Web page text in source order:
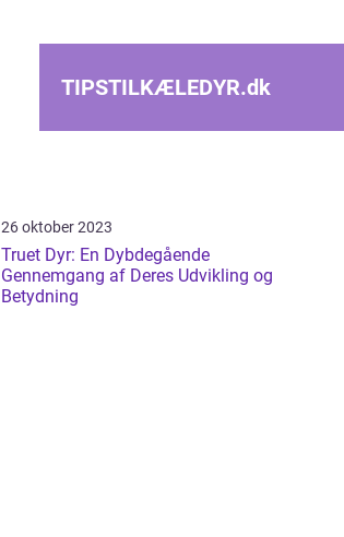
TIPSTILKÆLEDYR.dk
26 oktober 2023
Truet Dyr: En Dybdegående
Gennemgang af Deres Udvikling og
Betydning